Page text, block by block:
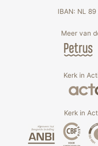
IBAN: NL
Meer van
Kerk in
Kerk in